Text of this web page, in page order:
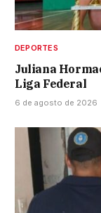
DEPORTES
Juliana
Liga Federal
6 de agosto de 2026